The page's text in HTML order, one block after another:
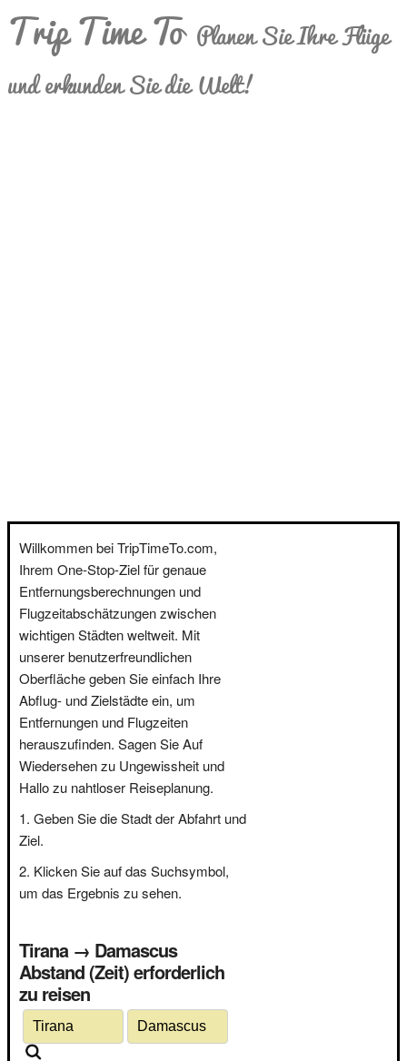
Trip Time To Planen Sie Ihre Flüge
und erkunden Sie die Welt!
Willkommen bei TripTimeTo.com,
Ihrem One-Stop-Ziel für genaue
Entfernungsberechnungen und
Flugzeitabschätzungen zwischen
wichtigen Städten weltweit. Mit
unserer benutzerfreundlichen
Oberfläche geben Sie einfach Ihre
Abflug- und Zielstädte ein, um
Entfernungen und Flugzeiten
herauszufinden. Sagen Sie Auf
Wiedersehen zu Ungewissheit und
Hallo zu nahtloser Reiseplanung.
Geben Sie die Stadt der Abfahrt und
Ziel.
Klicken Sie auf das Suchsymbol,
um das Ergebnis zu sehen.
Tirana → Damascus
Abstand (Zeit) erforderlich
zu reisen